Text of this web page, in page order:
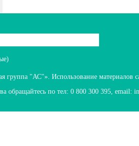
группа "АС"». Использование материалов
обращайтесь по тел: 0 800 300 395, email: